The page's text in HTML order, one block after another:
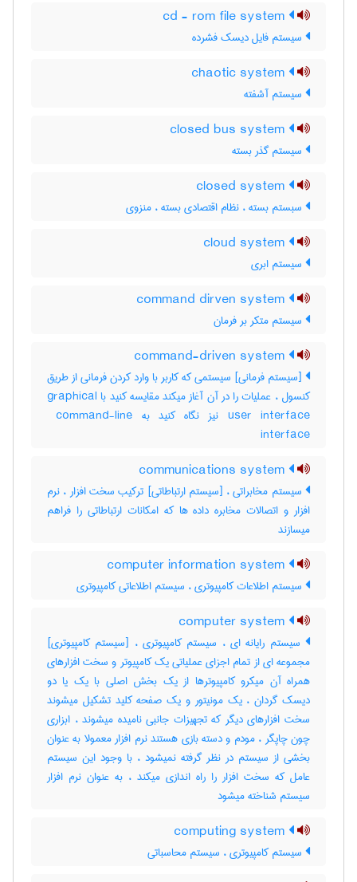
سیستم فایل دیسک فشرده
سیستم آشفته
سیستم گذر بسته
سبستم بسته ، نظام اقتصادی بسته ، منزوی
سیستم ابری
سیستم متکر بر فرمان
[سیستم فرمانی] سیستمی که کاربر با وارد کردن فرمانی از طریق
کنسول ، عملیات را در آن آغاز میکند مقایسه کنید با ‎graphical
user interface نیز نگاه کنید به ‎ command-line
interface
سیستم مخابراتی ، [سیستم ارتباطاتی] ترکیب سخت افزار ، نرم
افزار و اتصالات مخابره داده ها که امکانات ارتباطاتی را فراهم
میسازند
سیستم اطلاعات کامپیوتری ، سیستم اطلاعاتی کامپیوتری
سیستم رایانه ای ، سیستم کامپیوتری ، [سیستم کامپیوتری]
مجموعه ای از تمام اجزای عملیاتی یک کامپیوتر و سخت افزارهای
همراه آن میکرو کامپیوترها از یک بخش اصلی با یک یا دو
دیسک گردان ، یک مونیتور و یک صفحه کلید تشکیل میشوند
سخت افزارهای دیگر که تجهیزات جانبی نامیده میشوند ، ابزاری
چون چاپگر ، مودم و دسته بازی هستند نرم افزار معمولا به عنوان
بخشی از سیستم در نظر گرفته نمیشود ، با وجود این سیستم
عامل که سخت افزار را راه اندازی میکند ، به عنوان نرم افزار
سیستم شناخته میشود
سیستم کامپیوتری ، سیستم محاسباتی